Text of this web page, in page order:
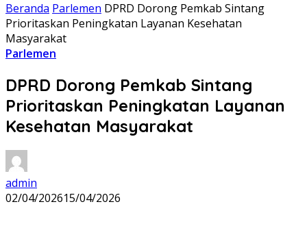
Beranda Parlemen DPRD Dorong Pemkab Sintang
Prioritaskan Peningkatan Layanan Kesehatan
Masyarakat
Parlemen
DPRD Dorong Pemkab Sintang
Prioritaskan Peningkatan Layanan
Kesehatan Masyarakat
admin
02/04/202615/04/2026